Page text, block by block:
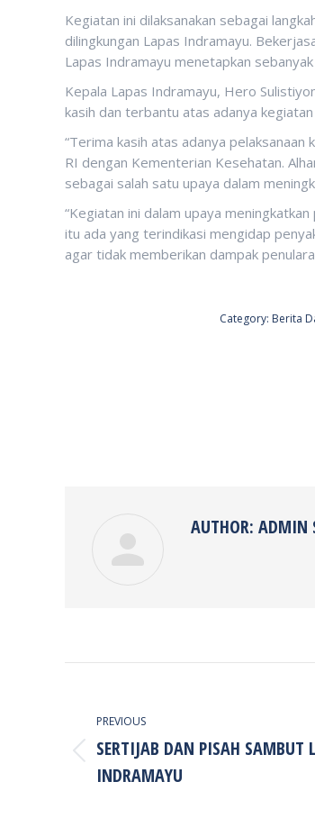
Kegiatan ini dilaksanakan sebagai
dilingkungan Lapas Indramayu.
Lapas Indramayu menetapkan
Kepala Lapas Indramayu, Hero
kasih dan terbantu atas adanya
“Terima kasih atas adanya
RI dengan Kementerian Kesehatan.
sebagai salah satu upaya dalam
“Kegiatan ini dalam upaya
itu ada yang terindikasi mengidap
agar tidak memberikan dampak
Category: Berita
AUTHOR: ADMIN
PREVIOUS
Previous
post:
SERTIJAB DAN PISAH SAMBUT
INDRAMAYU